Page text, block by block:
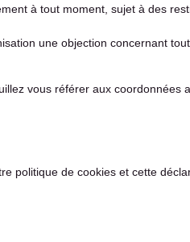
à tout moment, sujet à des
une objection concernant
vous référer aux
politique de cookies et cette